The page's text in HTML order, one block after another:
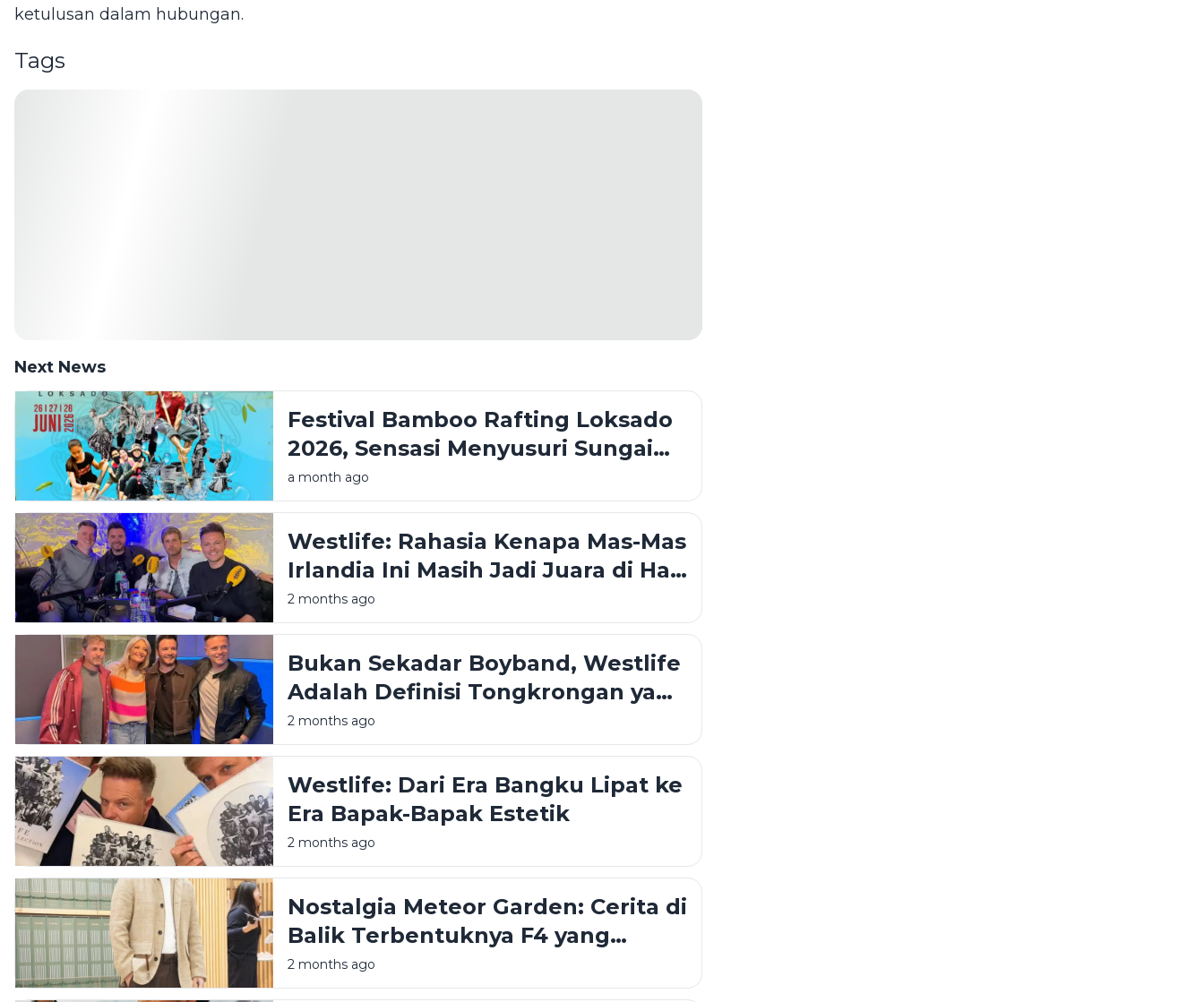
ketulusan dalam hubungan.
Tags
Next News
Festival Bamboo Rafting Loksado
2026, Sensasi Menyusuri Sungai
Amandit dengan Rakit Bambu di
Pegunungan Meratus
a month ago
Westlife: Rahasia Kenapa Mas-Mas
Irlandia Ini Masih Jadi Juara di Hati
Kita
2 months ago
Bukan Sekadar Boyband, Westlife
Adalah Definisi Tongkrongan yang
Menolak Bubar
2 months ago
Westlife: Dari Era Bangku Lipat ke
Era Bapak-Bapak Estetik
2 months ago
Nostalgia Meteor Garden: Cerita di
Balik Terbentuknya F4 yang
Pernah Mengacak-acak Hati Kita
2 months ago